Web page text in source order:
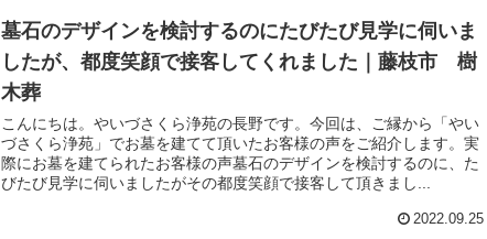
墓石のデザインを検討するのにたびたび見学に伺いま
したが、都度笑顔で接客してくれました｜藤枝市 樹
木葬
こんにちは。やいづさくら浄苑の長野です。今回は、ご縁から「やい
づさくら浄苑」でお墓を建てて頂いたお客様の声をご紹介します。実
際にお墓を建てられたお客様の声墓石のデザインを検討するのに、た
びたび見学に伺いましたがその都度笑顔で接客して頂きまし...
2022.09.25